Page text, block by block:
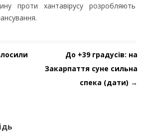
проти хантавірусу розробляють
До +39 градусів: на
Закарпаття суне сильна
спека (дати) →